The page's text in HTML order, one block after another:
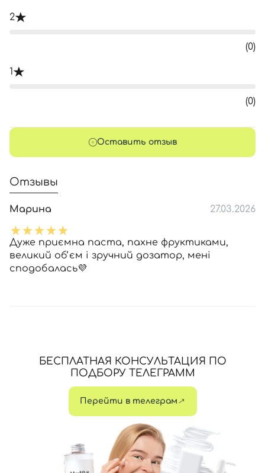
2
(0)
1
(0)
Оставить отзыв
Отзывы
Марина 27.03.2026
Дуже приємна паста, пахне фруктиками,
великий обʼєм і зручний дозатор, мені
сподобалась💜
БЕСПЛАТНАЯ КОНСУЛЬТАЦИЯ ПО
ПОДБОРУ ТЕЛЕГРАММ
Перейти в телеграм